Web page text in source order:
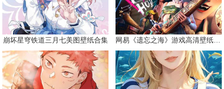
崩坏星穹铁道三月七美图壁纸合集 网易《遗忘之海》游戏高清壁纸精选